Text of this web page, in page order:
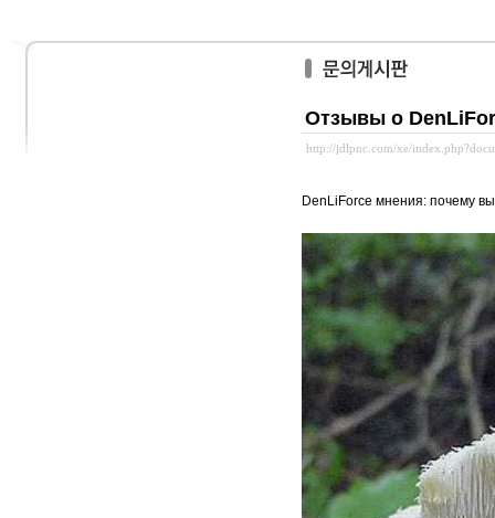
Отзывы о
http://jdlpnc.com/xe/
DenLiForce мнения: почему